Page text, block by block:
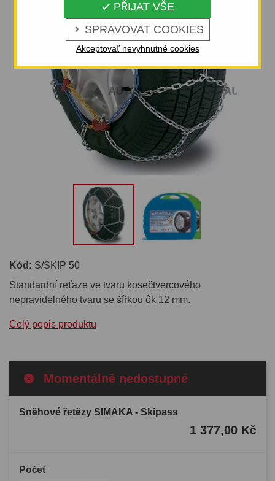
 SPRAVOVAT COOKIES
 PŘIJAT VŠE
Akceptovať nevyhnutné cookies
Kód: S/SKIP 50
Standardní reťaze ve tvaru kosečtvercového
nepravidelného tvaru se šířkou ôk 12 mm.
Celý popis produktu
Momentálně nedostupné
Sněhové řetězy SIMAKA - Skipass
1 377,00 Kč
Počet